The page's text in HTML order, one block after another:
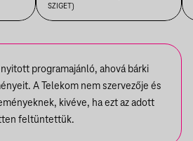
SZIGET)
programajánló, ahová bárki
A Telekom nem szervezője és
kivéve, ha ezt az adott
feltüntettük.